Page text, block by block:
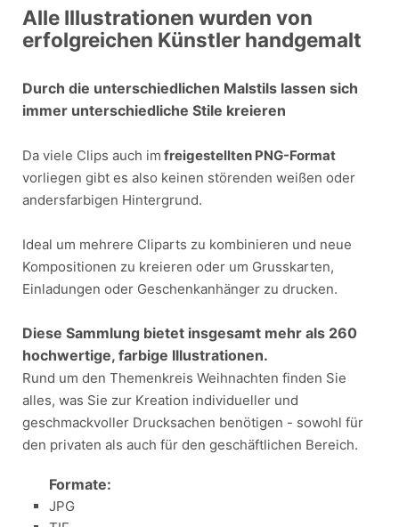
Alle Illustrationen wurden von
erfolgreichen Künstler handgemalt
Durch die unterschiedlichen Malstils lassen sich
immer unterschiedliche Stile kreieren
Da viele Clips auch im freigestellten PNG-Format
vorliegen gibt es also keinen störenden weißen oder
andersfarbigen Hintergrund.
Ideal um mehrere Cliparts zu kombinieren und neue
Kompositionen zu kreieren oder um Grusskarten,
Einladungen oder Geschenkanhänger zu drucken.
Diese Sammlung bietet insgesamt mehr als 260
hochwertige, farbige Illustrationen.
Rund um den Themenkreis Weihnachten finden Sie
alles, was Sie zur Kreation individueller und
geschmackvoller Drucksachen benötigen - sowohl für
den privaten als auch für den geschäftlichen Bereich.
Formate:
JPG